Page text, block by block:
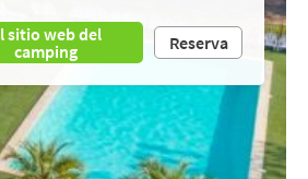
sitio web del
camping
Reserva